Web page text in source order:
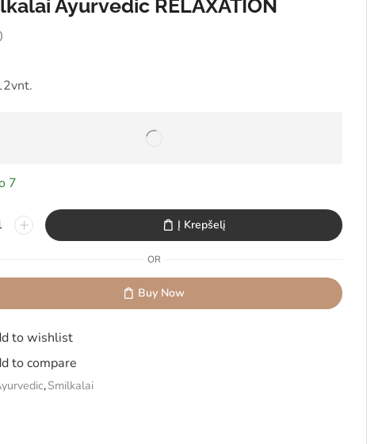
Ayurvedic RELAXATION
7
Į Krepšelį
OR
Buy Now
to wishlist
to compare
,Smilkalai